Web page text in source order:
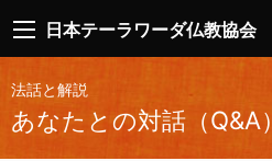
日本テーラワーダ仏教協会
法話と解説
あなたとの対話（Q&A）